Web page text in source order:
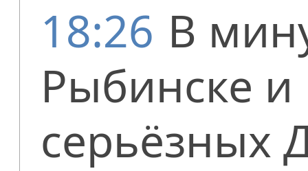
18:26 В
Рыбинске
серьёзных